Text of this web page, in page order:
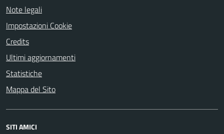
Note legali
Impostazioni Cookie
Credits
Ultimi aggiornamenti
Statistiche
Mappa del Sito
SITI AMICI